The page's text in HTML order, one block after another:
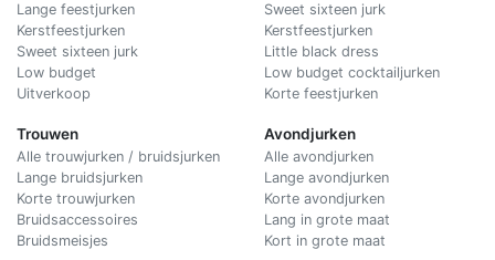
Lange feestjurken
Kerstfeestjurken
Sweet sixteen jurk
Low budget
Uitverkoop
Trouwen
Alle trouwjurken / bruidsjurken
Lange bruidsjurken
Korte trouwjurken
Bruidsaccessoires
Bruidsmeisjes
Sweet sixteen jurk
Kerstfeestjurken
Little black dress
Low budget cocktailjurken
Korte feestjurken
Avondjurken
Alle avondjurken
Lange avondjurken
Korte avondjurken
Lang in grote maat
Kort in grote maat